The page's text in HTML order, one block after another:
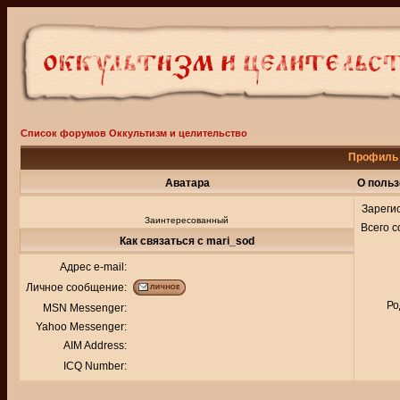
Список форумов Оккультизм и целительство
Профиль
Аватара О
Заинтересованный
Всего
Как связаться с mari_sod
Адрес e-mail:
Личное сообщение:
MSN Messenger:
Yahoo Messenger:
AIM Address:
ICQ Number: